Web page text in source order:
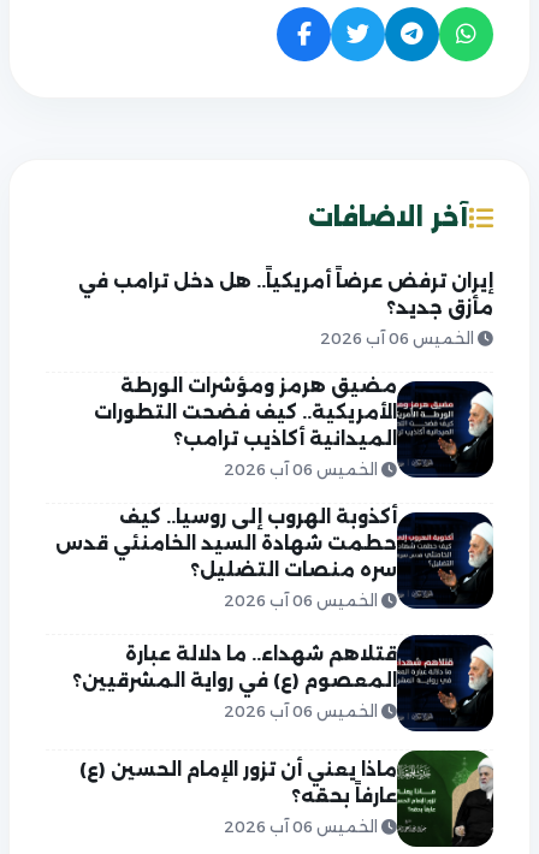
آخر الاضافات
إيران ترفض عرضاً أمريكياً.. هل دخل ترامب في
مأزق جديد؟
الخميس 06 آب 2026
مضيق هرمز ومؤشرات الورطة
الأمريكية.. كيف فضحت التطورات
الميدانية أكاذيب ترامب؟
الخميس 06 آب 2026
أكذوبة الهروب إلى روسيا.. كيف
حطمت شهادة السيد الخامنئي قدس
سره منصات التضليل؟
الخميس 06 آب 2026
قتلاهم شهداء.. ما دلالة عبارة
المعصوم (ع) في رواية المشرقيين؟
الخميس 06 آب 2026
ماذا يعني أن تزور الإمام الحسين (ع)
عارفاً بحقه؟
الخميس 06 آب 2026